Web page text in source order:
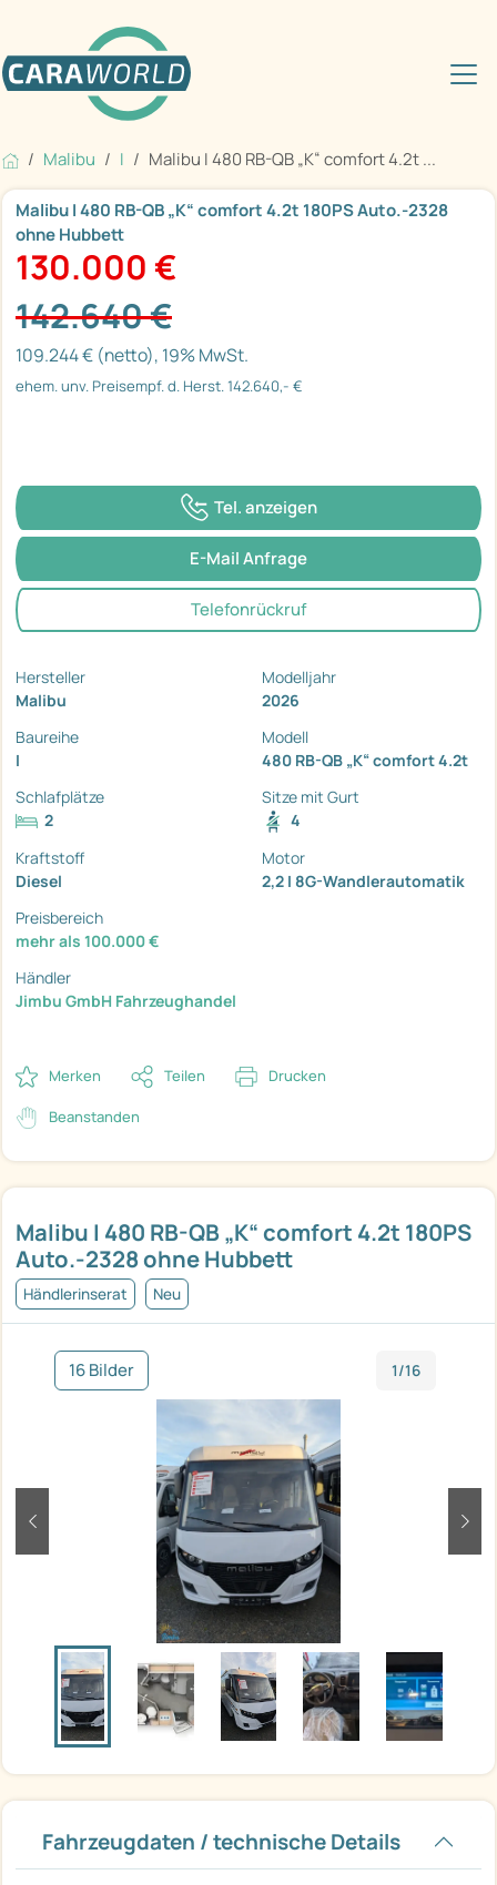
Malibu I Malibu I 480 RB-QB „K“ comfort 4.2t ...
Malibu I 480 RB-QB „K“ comfort 4.2t 180PS
Auto.-2328 ohne Hubbett
Händlerinserat Neu
16 Bilder 1/16
zurück
Fahrzeugdaten / technische Details
Malibu I 480 RB-QB „K“ comfort 4.2t 180PS Auto.-2328
ohne Hubbett
130.000 €
142.640 €
109.244 € (netto), 19% MwSt.
ehem. unv. Preisempf. d. Herst. 142.640,- €
Tel. anzeigen
E-Mail Anfrage
Telefonrückruf
Hersteller
Malibu
Modelljahr
2026
Baureihe
I
Modell
480 RB-QB „K“ comfort 4.2t
Schlafplätze
2
Sitze mit Gurt
4
Kraftstoff
Diesel
Motor
2,2 I 8G-Wandlerautomatik
Preisbereich
mehr als 100.000 €
Händler
Jimbu GmbH Fahrzeughandel
Merken Teilen Drucken
Beanstanden